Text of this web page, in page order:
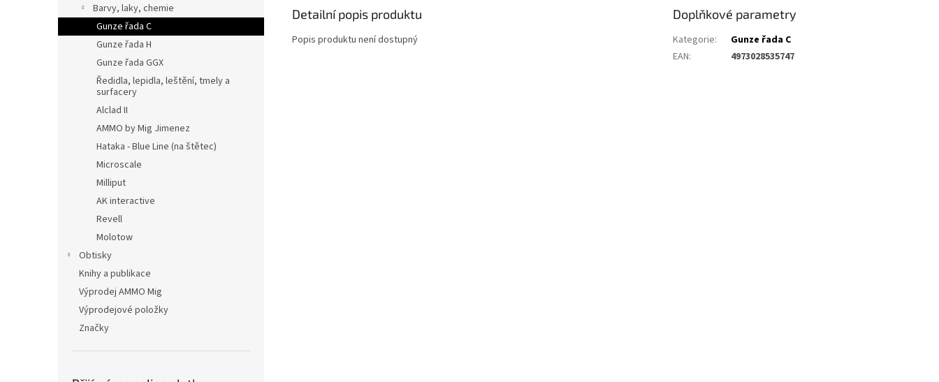
Barvy, laky, chemie
Gunze řada C
Gunze řada H
Gunze řada GGX
Ředidla, lepidla, leštění, tmely a
surfacery
Alclad II
AMMO by Mig Jimenez
Hataka - Blue Line (na štětec)
Microscale
Milliput
AK interactive
Revell
Molotow
Obtisky
Knihy a publikace
Výprodej AMMO Mig
Výprodejové položky
Značky
Detailní popis produktu
Popis produktu není dostupný
Doplňkové parametry
Kategorie:
Gunze řada C
EAN: 4973028535747